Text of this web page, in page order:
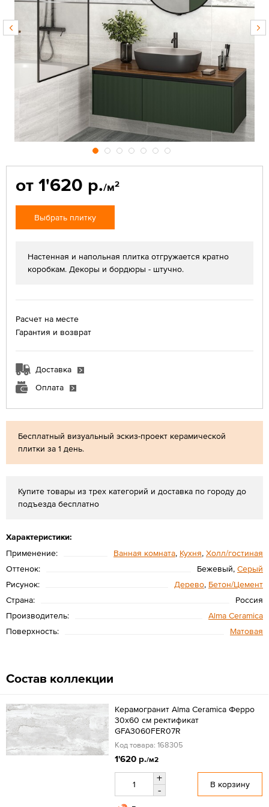
Бесплатный визуальный эскиз-проект керамической
плитки за 1 день.
Купите товары из трех категорий и доставка по городу до
подъезда бесплатно
Характеристики:
Применение:
Ванная комната, Кухня, Холл/гостиная
Оттенок:
Бежевый, Серый
Рисунок:
Дерево, Бетон/Цемент
Страна:
Россия
Производитель:
Alma Ceramica
Поверхность:
Матовая
от 1'620 р./м2
Выбрать плитку
Настенная и напольная плитка отгружается кратно
коробкам. Декоры и бордюры - штучно.
Расчет на месте
Гарантия и возврат
Доставка
Оплата
Состав коллекции
Керамогранит Alma Ceramica Ферро
30x60 см ректификат
GFA3060FER07R
Код товара: 168305
1'620 р./м2
+
-
В корзину